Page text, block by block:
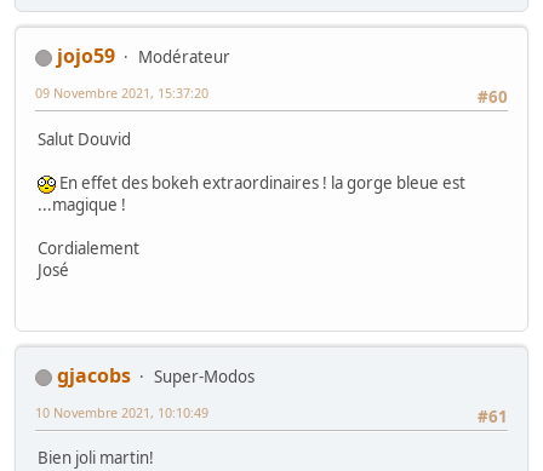
jojo59
Modérateur
#60
09 Novembre 2021, 15:37:20
Salut Douvid
En effet des bokeh extraordinaires ! la gorge bleue est
...magique !
Cordialement
José
gjacobs
Super-Modos
#61
10 Novembre 2021, 10:10:49
Bien joli martin!